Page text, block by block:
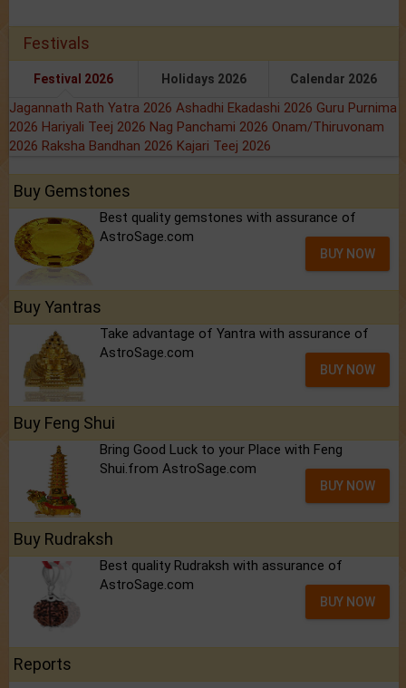
Festivals
Festival 2026 Holidays 2026 Calendar 2026
Jagannath Rath Yatra 2026 Ashadhi Ekadashi 2026 Guru Purnima
2026 Hariyali Teej 2026 Nag Panchami 2026 Onam/Thiruvonam
2026 Raksha Bandhan 2026 Kajari Teej 2026
Buy Gemstones
Best quality gemstones with assurance of
AstroSage.com
BUY NOW
Buy Yantras
Take advantage of Yantra with assurance of
AstroSage.com
BUY NOW
Buy Feng Shui
Bring Good Luck to your Place with Feng
Shui.from AstroSage.com
BUY NOW
Buy Rudraksh
Best quality Rudraksh with assurance of
AstroSage.com
BUY NOW
Reports